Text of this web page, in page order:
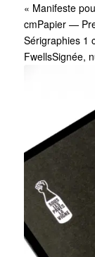
« Manifeste
cmPapier —
Sérigraphies 1
FwellsSignée,